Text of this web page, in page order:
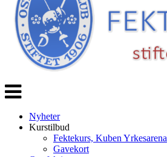
Veksle
navigasjon
Nyheter
Kurstilbud
Fektekurs, Kuben Yrkesarena
Gavekort